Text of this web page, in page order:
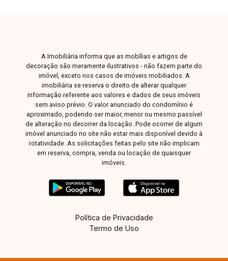
apartamento moderno, bem localizado e com
uma excelente estrutura de condomínio. Agende
sua visita e venha conhecer todos os detalhes
deste incrível imóvel no bairro Santa Mônica.
A Imobiliária informa que as mobílias e artigos de
decoração são meramente ilustrativos - não fazem parte do
imóvel, exceto nos casos de imóveis mobiliados. A
imobiliária se reserva o direito de alterar qualquer
informação referente aos valores e dados de seus imóveis
sem aviso prévio. O valor anunciado do condomínio é
aproximado, podendo ser maior, menor ou mesmo passível
de alteração no decorrer da locação. Pode ocorrer de algum
imóvel anunciado no site não estar mais disponível devido à
rotatividade. As solicitações feitas pelo site não implicam
em reserva, compra, venda ou locação de quaisquer
imóveis.
Política de Privacidade
Termo de Uso